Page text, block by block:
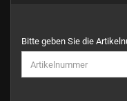
BITTE
GEBEN
SIE
DIE
Bitte geben Sie die